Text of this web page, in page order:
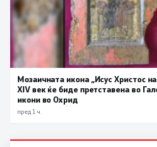
Мозаичната икона „Исус Христос
XIV век ќе биде претставена во
икони во Охрид
пред 1 ч.